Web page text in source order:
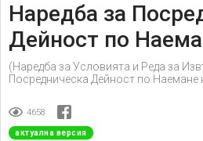
Наредба за
Дейност по
(Наредба за Условията и Реда за
Посредническа Дейност по Наемане
4658
актуална версия